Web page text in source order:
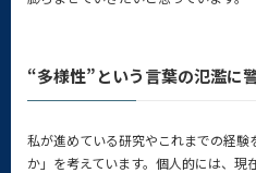
“多様性”という言葉の氾濫に
私が進めている研究やこれまでの経
か」を考えています。個人的には、